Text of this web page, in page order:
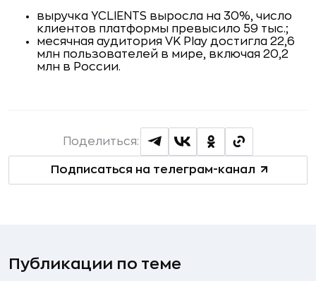
выручка YCLIENTS выросла на 30%, число
клиентов платформы превысило 59 тыс.;
месячная аудитория VK Play достигла 22,6
млн пользователей в мире, включая 20,2
млн в России.
Подписаться на телеграм-канал
Поделиться:
Публикации по теме